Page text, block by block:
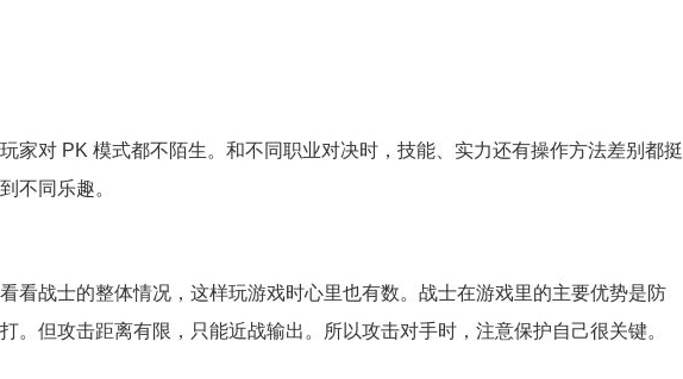
家对 PK 模式都不陌生。和不同职业对决时，技能、实力还有操作方法差别都挺
不同乐趣。
看战士的整体情况，这样玩游戏时心里也有数。战士在游戏里的主要优势是防
。但攻击距离有限，只能近战输出。所以攻击对手时，注意保护自己很关键。